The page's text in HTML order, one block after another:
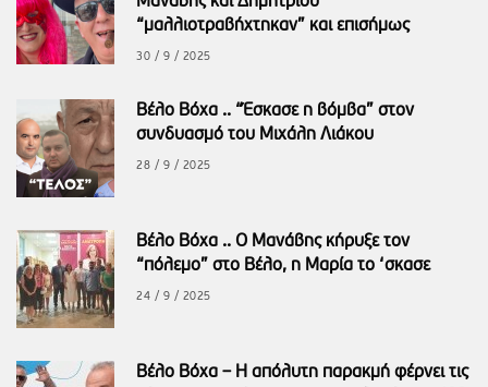
“μαλλιοτραβήχτηκαν” και επισήμως
30 / 9 / 2025
Βέλο Βόχα .. “Έσκασε η βόμβα” στον
συνδυασμό του Μιχάλη Λιάκου
28 / 9 / 2025
Βέλο Βόχα .. Ο Μανάβης κήρυξε τον
“πόλεμο” στο Βέλο, η Μαρία το ‘σκασε
24 / 9 / 2025
Βέλο Βόχα – Η απόλυτη παρακμή φέρνει τις